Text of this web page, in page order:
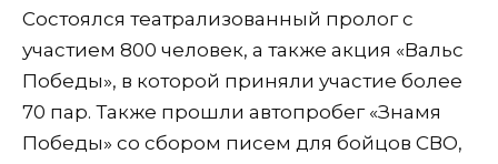
Состоялся театрализованный пролог с
участием 800 человек, а также акция «Вальс
Победы», в которой приняли участие более
70 пар. Также прошли автопробег «Знамя
Победы» со сбором писем для бойцов СВО,